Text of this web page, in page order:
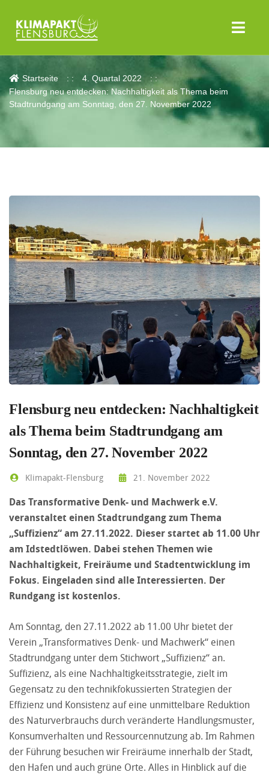
Aktuelles
Startseite
4. Quartal 2022
Flensburg neu entdecken: Nachhaltigkeit als Thema beim
Stadtrundgang am Sonntag, den 27. November 2022
Flensburg neu entdecken: Nachhaltigkeit
als Thema beim Stadtrundgang am
Sonntag, den 27. November 2022
Klimapakt-Flensburg 21. November 2022
Das Transformative Denk- und Machwerk e.V.
veranstaltet einen Stadtrundgang zum Thema
„Suffizienz“ am 27.11.2022. Dieser startet ab 11.00 Uhr
am Idstedtlöwen. Dabei stehen Themen wie
Nachhaltigkeit, Freiräume und Stadtentwicklung im
Fokus. Eingeladen sind alle Interessierten. Der
Rundgang ist kostenlos.
Am Sonntag, den 27.11.2022 ab 11.00 Uhr bietet der
Verein „Transformatives Denk- und Machwerk“ einen
Stadtrundgang unter dem Stichwort „Suffizienz“ an.
Suffizienz, als eine Nachhaltigkeitsstrategie, zielt im
Gegensatz zu den technikfokussierten Strategien der
Effizienz und Konsistenz auf eine unmittelbare Reduktion
des Naturverbrauchs durch veränderte Handlungsmuster,
Konsumverhalten und Ressourcennutzung ab. Im Rahmen
der Führung besuchen wir Freiräume innerhalb der Stadt,
den Hafen und auch grüne Orte. Alles in Hinblick auf die